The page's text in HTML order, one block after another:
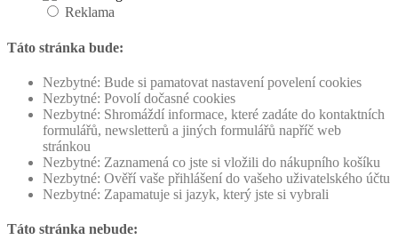
Reklama
Táto stránka bude:
Nezbytné: Bude si pamatovat nastavení povelení cookies
Nezbytné: Povolí dočasné cookies
Nezbytné: Shromáždí informace, které zadáte do kontaktních
formulářů, newsletterů a jiných formulářů napříč web
stránkou
Nezbytné: Zaznamená co jste si vložili do nákupního košíku
Nezbytné: Ověří vaše přihlášení do vašeho uživatelského účtu
Nezbytné: Zapamatuje si jazyk, který jste si vybrali
Táto stránka nebude: